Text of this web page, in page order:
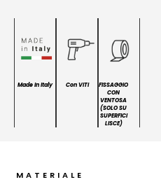
Made In Italy Con VITI
FISSAGGIO
CON
VENTOSA
(SOLO SU
SUPERFICI
LISCE)
MATERIALE